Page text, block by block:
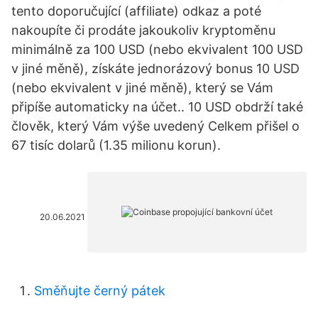
tento doporučující (affiliate) odkaz a poté
nakoupíte či prodáte jakoukoliv kryptoměnu
minimálně za 100 USD (nebo ekvivalent 100 USD
v jiné měně), získáte jednorázový bonus 10 USD
(nebo ekvivalent v jiné měně), který se Vám
připíše automaticky na účet.. 10 USD obdrží také
člověk, který Vám výše uvedený Celkem přišel o
67 tisíc dolarů (1.35 milionu korun).
20.06.2021
Směňujte černý pátek